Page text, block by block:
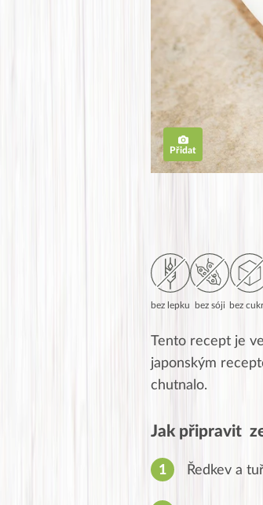
Přidat
bez lepku bez sóji bez
Tento recept je
japonským
chutnalo.
Jak připravit
Ředkev a